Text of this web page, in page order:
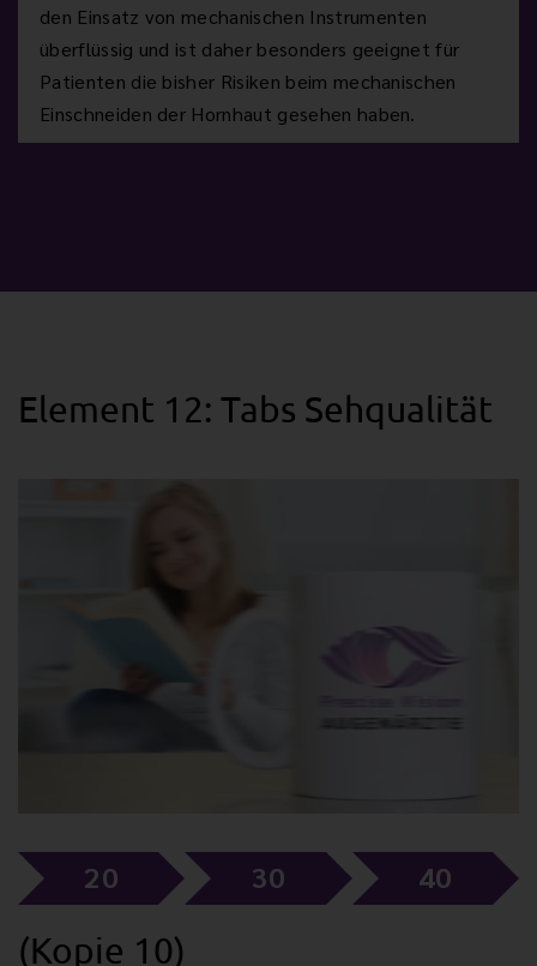
den Einsatz von mechanischen Instrumenten
überflüssig und ist daher besonders geeignet für
Patienten die bisher Risiken beim mechanischen
Einschneiden der Hornhaut gesehen haben.
Element 12: Tabs Sehqualität
20 30 40
(Kopie 10)